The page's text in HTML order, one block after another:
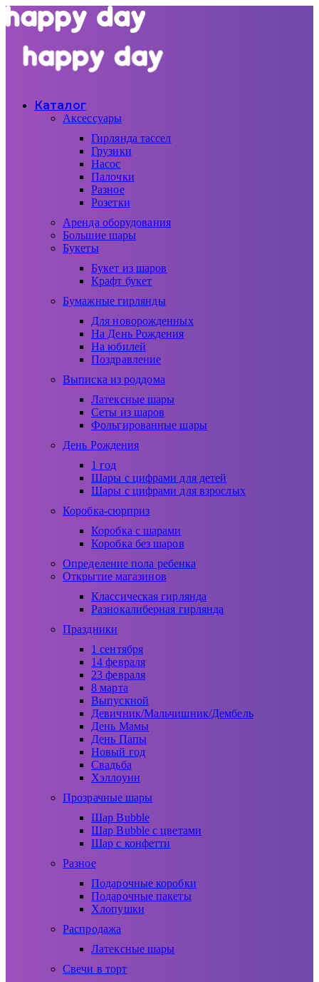
Каталог
Аксессуары
Гирлянда тассел
Грузики
Насос
Палочки
Разное
Розетки
Аренда оборудования
Большие шары
Букеты
Букет из шаров
Крафт букет
Бумажные гирлянды
Для новорожденных
На День Рождения
На юбилей
Поздравление
Выписка из роддома
Латексные шары
Сеты из шаров
Фольгированные шары
День Рождения
1 год
Шары с цифрами для детей
Шары с цифрами для взрослых
Коробка-сюрприз
Коробка с шарами
Коробка без шаров
Определение пола ребенка
Открытие магазинов
Классическая гирлянда
Разнокалиберная гирлянда
Праздники
1 сентября
14 февраля
23 февраля
8 марта
Выпускной
Девичник/Мальчишник/Дембель
День Мамы
День Папы
Новый год
Свадьба
Хэллоуин
Прозрачные шары
Шар Bubble
Шар Bubble с цветами
Шар с конфетти
Разное
Подарочные коробки
Подарочные пакеты
Хлопушки
Распродажа
Латексные шары
Свечи в торт